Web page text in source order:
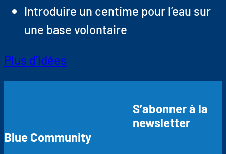
Introduire un centime pour l’eau sur
une base volontaire
Plus d’idées
Blue Community
S’abonner à la
newsletter